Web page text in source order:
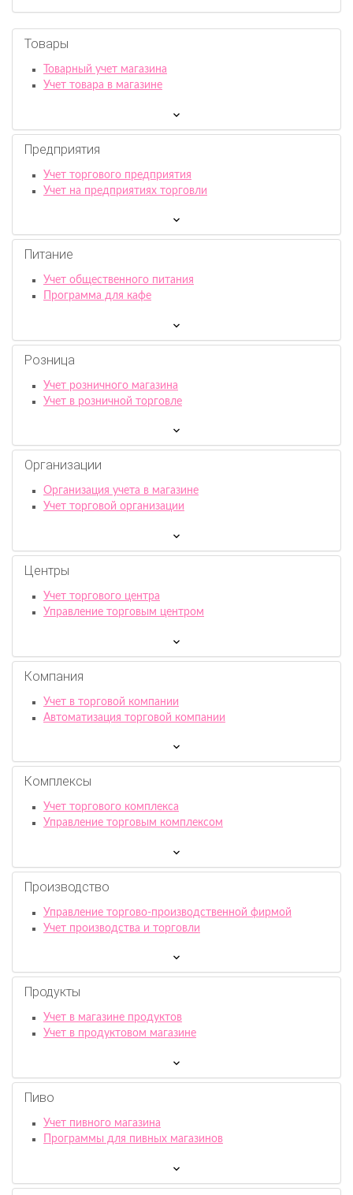
Товары
Товарный учет магазина
Учет товара в магазине
Предприятия
Учет торгового предприятия
Учет на предприятиях торговли
Питание
Учет общественного питания
Программа для кафе
Розница
Учет розничного магазина
Учет в розничной торговле
Организации
Организация учета в магазине
Учет торговой организации
Центры
Учет торгового центра
Управление торговым центром
Компания
Учет в торговой компании
Автоматизация торговой компании
Комплексы
Учет торгового комплекса
Управление торговым комплексом
Производство
Управление торгово-производственной фирмой
Учет производства и торговли
Продукты
Учет в магазине продуктов
Учет в продуктовом магазине
Пиво
Учет пивного магазина
Программы для пивных магазинов